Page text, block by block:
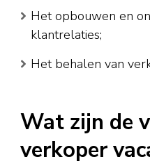
Het opbouwen en
klantrelaties;
Het behalen van
Wat zijn de
verkoper